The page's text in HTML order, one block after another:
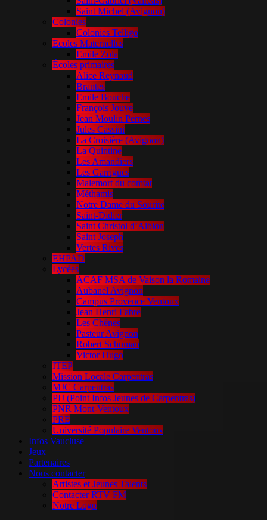
Saint Michel (Avignon)
Colonies
Colonies Telligo
Ecoles Maternelles
Emile Zola
Écoles primaires
Alice Reynaud
Brantes
Emile Bouche
François Jouve
Jean Moulin Pernes
Jules Cassini
La Croisière (Avignon)
La Quintine
Les Amandiers
Les Garrigues
Malemort du comtat
Méthamis
Notre Dame du Sourire
Saint-Didier
Saint Christol d’Albion
Saint Joseph
Vertes Rives
EHPAD
Lycées
ACAF MSA de Vaison la Romaine
Aubanel Avignon
Campus Provence Ventoux
Jean Henri Fabre
Les Chênes
Pasteur Avignon
Robert Schuman
Victor Hugo
ITEP
Mission Locale Carpentras
MJC Carpentras
PIJ (Point Infos Jeunes de Carpentras)
PNR Mont-Ventoux
PRE
Université Populaire Ventoux
Infos Vaucluse
Jeux
Partenaires
Nous contacter
Artistes et Jeunes Talents
Contacter RTV FM
Notre Logo